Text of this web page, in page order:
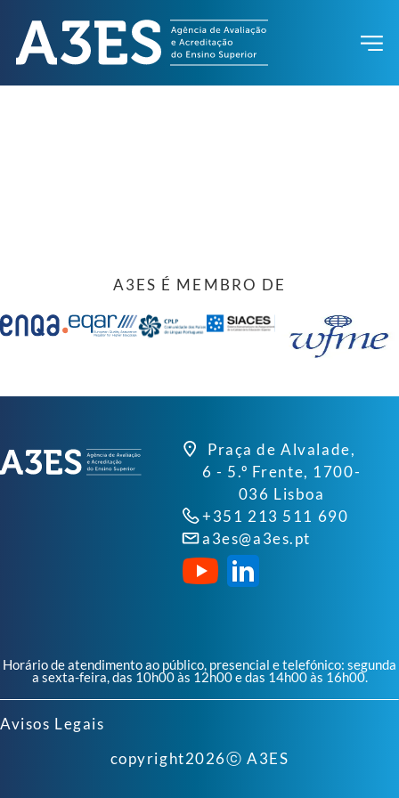
A3ES É MEMBRO DE
Praça de Alvalade,
6 - 5.º Frente, 1700-
036 Lisboa
+351 213 511 690
a3es@a3es.pt
Horário de atendimento ao público, presencial e telefónico: segunda
a sexta-feira, das 10h00 às 12h00 e das 14h00 às 16h00.
Avisos Legais
copyright2026ⓒ A3ES